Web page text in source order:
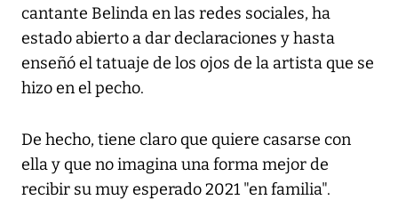
cantante Belinda en las redes sociales, ha
estado abierto a dar declaraciones y hasta
enseñó el tatuaje de los ojos de la artista que se
hizo en el pecho.
De hecho, tiene claro que quiere casarse con
ella y que no imagina una forma mejor de
recibir su muy esperado 2021 "en familia".